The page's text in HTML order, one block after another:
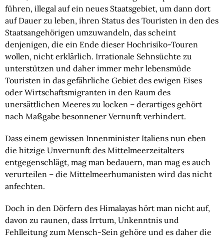
führen, illegal auf ein neues Staatsgebiet, um dann dort
auf Dauer zu leben, ihren Status des Touristen in den des
Staatsangehörigen umzuwandeln, das scheint
denjenigen, die ein Ende dieser Hochrisiko-Touren
wollen, nicht erklärlich. Irrationale Sehnsüchte zu
unterstützen und daher immer mehr lebensmüde
Touristen in das gefährliche Gebiet des ewigen Eises
oder Wirtschaftsmigranten in den Raum des
unersättlichen Meeres zu locken – derartiges gehört
nach Maßgabe besonnener Vernunft verhindert.
Dass einem gewissen Innenminister Italiens nun eben
die hitzige Unvernunft des Mittelmeerzeitalters
entgegenschlägt, mag man bedauern, man mag es auch
verurteilen – die Mittelmeerhumanisten wird das nicht
anfechten.
Doch in den Dörfern des Himalayas hört man nicht auf,
davon zu raunen, dass Irrtum, Unkenntnis und
Fehlleitung zum Mensch-Sein gehöre und es daher die